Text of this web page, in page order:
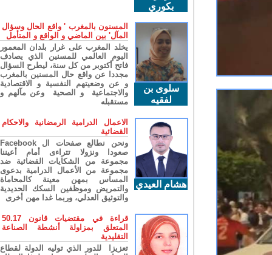
بكوري
سلوى بن
لفقيه
المسنون بالمغرب ' واقع الحال وسؤال
المآل' بين الماضي و الواقع و المتأمل
يخلد المغرب على غرار بلدان المعمور
اليوم العالمي للمسنين الذي يصادف
فاتح أكتوبر من كل سنة، ليطرح السؤال
مجددا عن واقع حال المسنين بالمغرب
و عن وضعيتهم النفسية و الاقتصادية
والاجتماعية و الصحية وعن مآلهم و
مستقبله
هشام العيدي
الاعمال الدرامية الرمضانية والاحكام
القضائية
ونحن نطالع صفحات ال Facebook
صعودا ونزولا تتراءى أمام أعيننا
مجموعة من الشكايات القضائية ضد
مجموعة من الأعمال الدرامية بدعوى
المساس بمهن معينة كالمحاماة
والتمريض وموظفين السكك الحديدية
والتوثيق العدلي، وربما غدا مهن أخرى
قراءة في مقتضيات قانون 50.17
المتعلق بمزاولة أنشطة الصناعة
التقليدية
تعزيزا للدور الذي توليه الدولة لقطاع